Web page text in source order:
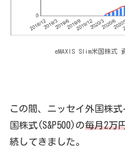
eMAXIS Slim米国株式
この間、ニッセイ外国株
国株式(S&P500)の毎月2万
続してきました。